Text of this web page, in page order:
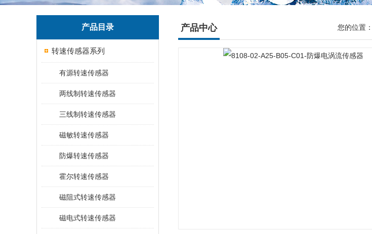
产品目录
转速传感器系列
有源转速传感器
两线制转速传感器
三线制转速传感器
磁敏转速传感器
防爆转速传感器
霍尔转速传感器
磁阻式转速传感器
磁电式转速传感器
产品中心 您的位置：